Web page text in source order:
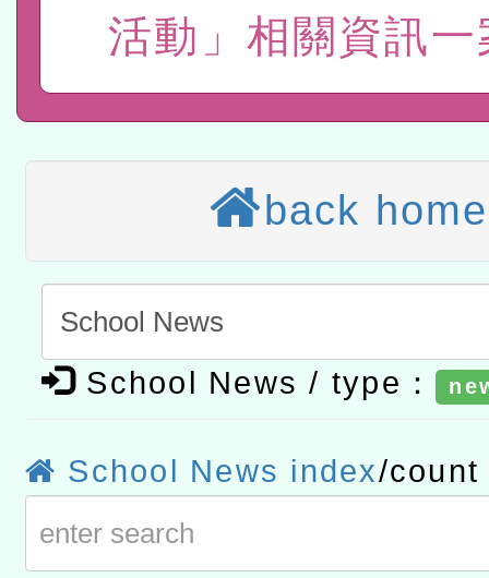
進學校輔導計畫師資專業
讀推動專業研習
科技賦能─人工智慧(AI)工
「數位內容與教學軟體線
有關大陸委員會函釋公務
赴陸應申請許可一案
轉知經濟部水利署委託財
研究院辦理「115年表揚
位及節水達人選拔活動」
115年8月22日(星期六)辦
市孔廟祈福系列活動—儒
2026年桃園地景藝術節教
宜
轉知教育部國民及學前教
灣師範大學辦理「114至
活動」相關資訊一
back home
School News / type：
School News index/count